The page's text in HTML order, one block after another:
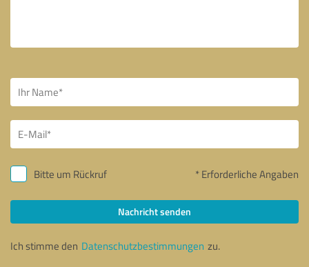
Bitte um Rückruf * Erforderliche Angaben
Nachricht senden
Ich stimme den Datenschutzbestimmungen zu.